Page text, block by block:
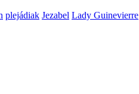
plejádiak Jezabel Lady Guinevierre